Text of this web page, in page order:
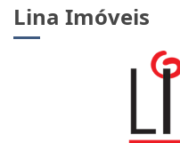
Lina Imóveis